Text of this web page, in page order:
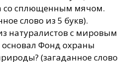
со сплющенным мячом.
слово из 5 букв).
натуралистов с мировым
Фонд охраны
(загаданное слово